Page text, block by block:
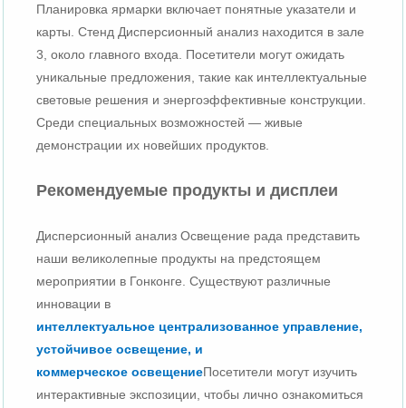
Планировка ярмарки включает понятные указатели и
карты. Стенд Дисперсионный анализ находится в зале
3, около главного входа. Посетители могут ожидать
уникальные предложения, такие как интеллектуальные
световые решения и энергоэффективные конструкции.
Среди специальных возможностей — живые
демонстрации их новейших продуктов.
Рекомендуемые продукты и дисплеи
Дисперсионный анализ Освещение рада представить
наши великолепные продукты на предстоящем
мероприятии в Гонконге. Существуют различные
инновации в
интеллектуальное централизованное управление,
устойчивое освещение, и
коммерческое освещениеПосетители могут изучить
интерактивные экспозиции, чтобы лично ознакомиться